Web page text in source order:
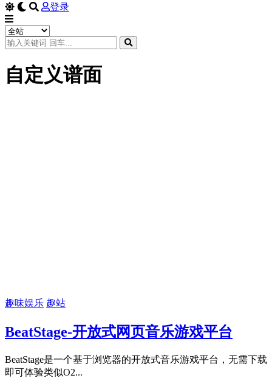
登录
自定义谱面
趣味娱乐 趣站
BeatStage-开放式网页音乐游戏平台
BeatStage是一个基于浏览器的开放式音乐游戏平台，无需下载
即可体验类似O2...